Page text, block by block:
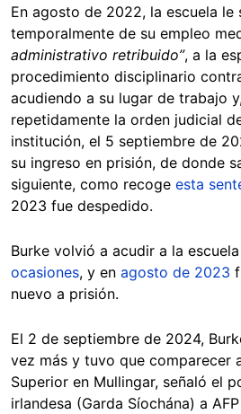
En agosto de 2022, la escuela le
temporalmente de su empleo
administrativo retribuido”, a la
procedimiento disciplinario
acudiendo a su lugar de trabajo
repetidamente la orden judicial
institución, el 5 septiembre de
su ingreso en prisión, de donde
siguiente, como recoge esta
2023 fue despedido.
Burke volvió a acudir a la
ocasiones, y en agosto de 2023
nuevo a prisión.
El 2 de septiembre de 2024,
vez más y tuvo que comparecer
Superior en Mullingar, señaló el
irlandesa (Garda Síochána) a